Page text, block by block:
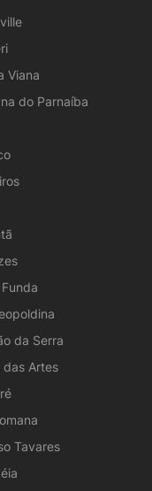
Viana
do Parnaíba
da Serra
das Artes
Tavares